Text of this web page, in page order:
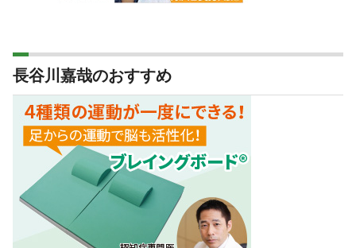
長谷川嘉哉のおすすめ